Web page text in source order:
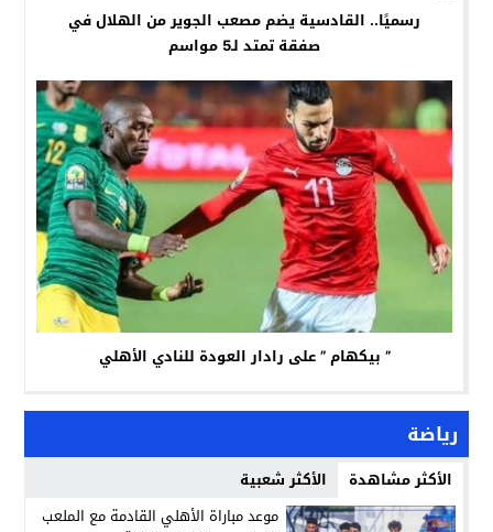
رسميًا.. القادسية يضم مصعب الجوير من الهلال في
صفقة تمتد لـ5 مواسم
” بيكهام ” على رادار العودة للنادي الأهلي
رياضة
الأكثر مشاهدة الأكثر شعبية
موعد مباراة الأهلي القادمة مع الملعب